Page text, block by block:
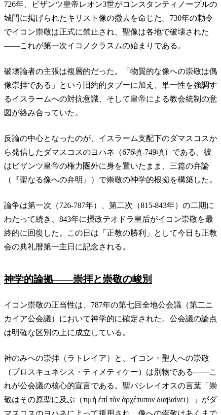
726年、ビザンツ皇帝レオン3世がコンスタンティノープルの
城門に掲げられたキリスト像の撤去を命じた。730年の勅令
でイコン崇敬は正式に禁止され、聖像は各地で破壊された
——これが第一次イコノクラスムの始まりである。
破壊論者の主張は複層的だった。「物質的な像への崇敬は偶
像崇拝である」という旧約的タブーに加え、単一性を強調す
るイスラームへの対抗意識、そして皇帝による教会統制の意
図が絡み合っていた。
反論の中心となったのが、イスラーム支配下のダマスコスか
ら発信したダマスコスのヨハネ（676頃-749頃）である。彼
はビザンツ皇帝の権力圏外に身を置いたまま、三篇の弁論
（『聖なる像への弁明』）で崇敬の神学的根拠を構築した。
論争は第一次（726-787年）、第二次（815-843年）の二期に
わたって続き、843年に摂政テオドラ皇后がイコン崇敬を最
終的に回復した。この日は「正教の勝利」として今日も正教
会の典礼暦第一主日に記念される。
神学的論拠——崇拝と崇敬の峻別
イコン崇敬の正当性は、787年の第七回全地公会議（第二ニ
カイア公会議）において神学的に確定された。公会議の論点
は明確な区別の上に成立している。
神のみへの崇拝（ラトレイア）と、イコン・聖人への崇敬
（プロスキュネシス・ティメティケー）は別物である——こ
れが公会議の核心的宣言である。聖バシレイオスの言葉「崇
敬はその原型に及ぶ（τιμὴ ἐπὶ τὸν ἀρχέτυπον διαβαίνει）」がダ
マスコスのヨハネによって援用され、像への崇敬はあくまで